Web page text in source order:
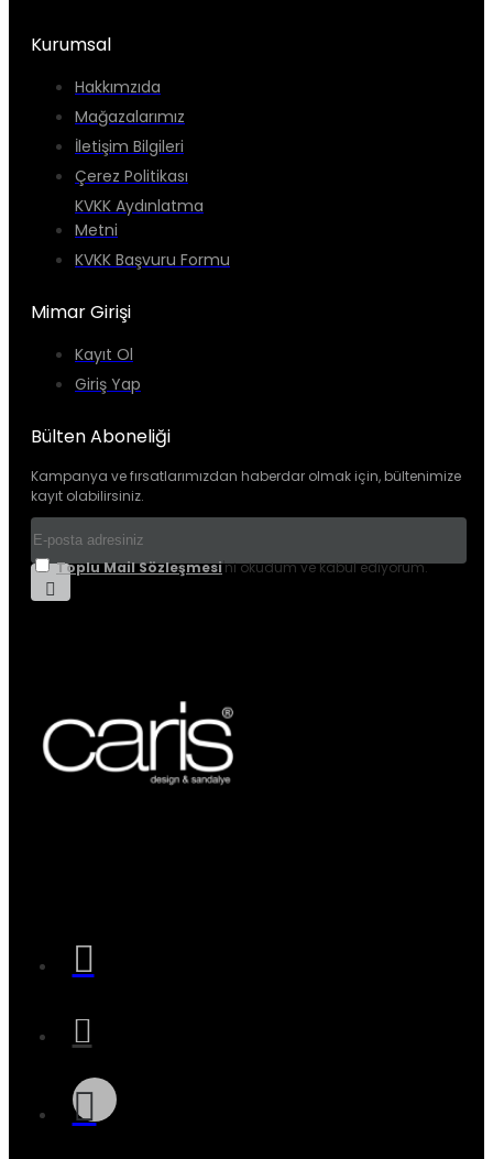
Kurumsal
Hakkımzıda
Mağazalarımız
İletişim Bilgileri
Çerez Politikası
KVKK Aydınlatma
Metni
KVKK Başvuru Formu
Mimar Girişi
Kayıt Ol
Giriş Yap
Bülten Aboneliği
Kampanya ve fırsatlarımızdan haberdar olmak için, bültenimize
kayıt olabilirsiniz.
Toplu Mail Sözleşmesi'ni okudum ve kabul ediyorum.